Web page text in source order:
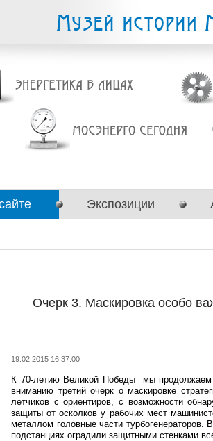
Экспозиции
Очерк 3. Маскировка особо
19.02.2015 16:37:00
К 70-летию Великой Победы мы продолжаем
вниманию третий очерк о маскировке
летчиков с ориентиров, с возможности
защиты от осколков у рабочих мест
металлом головные части
подстанциях оградили защитными стенками